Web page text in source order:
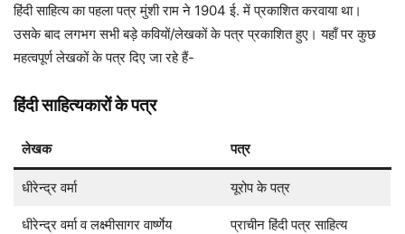
हिंदी साहित्य का पहला पत्र मुंशी राम ने 1904 ई. में प्रकाशित करवाया था।
उसके बाद लगभग सभी बड़े कवियों/लेखकों के पत्र प्रकाशित हुए। यहाँ पर कुछ
महत्वपूर्ण लेखकों के पत्र दिए जा रहे हैं-
हिंदी साहित्यकारों के पत्र
लेखक पत्र
धीरेन्द्र वर्मा यूरोप के पत्र
धीरेन्द्र वर्मा व लक्ष्मीसागर वार्ष्णेय प्राचीन हिंदी पत्र साहित्य